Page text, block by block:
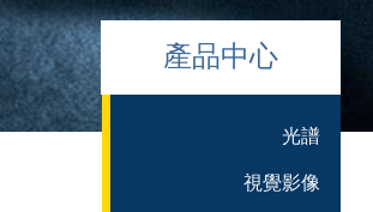
光譜
視覺影像
產品中心